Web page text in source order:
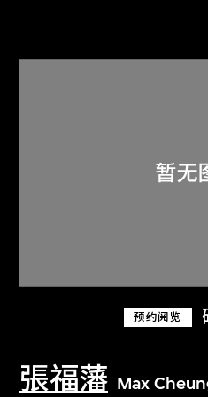
预约阅览
張福藩 Max
关于M+藏品
探索世界顶级的二十
文化藏品。